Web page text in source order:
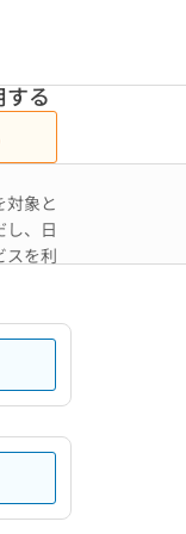
する
対象と
し、日
スを利